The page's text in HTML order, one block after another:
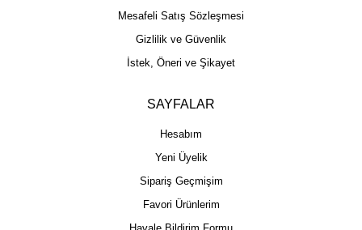
Mesafeli Satış Sözleşmesi
Gizlilik ve Güvenlik
İstek, Öneri ve Şikayet
SAYFALAR
Hesabım
Yeni Üyelik
Sipariş Geçmişim
Favori Ürünlerim